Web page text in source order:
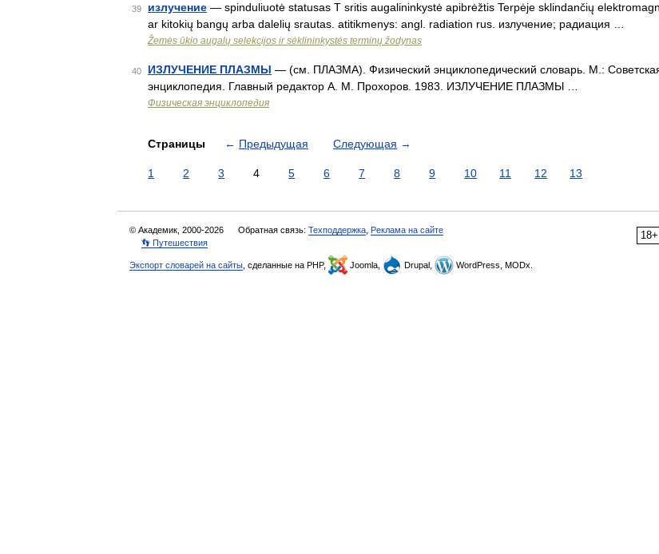
39 излучение — spinduliuotė statusas T sritis augalininkystė apibrėžtis Terpėje sklindančių
ar kitokių bangų arba dalelių srautas. atitikmenys: angl. radiation rus. излучение; радиация …
Žemės ūkio augalų selekcijos ir sėklininkystės terminų žodynas
40 ИЗЛУЧЕНИЕ ПЛАЗМЫ — (см. ПЛАЗМА). Физический энциклопедический словарь. М.:
энциклопедия. Главный редактор А. М. Прохоров. 1983. ИЗЛУЧЕНИЕ ПЛАЗМЫ …
Физическая энциклопедия
Страницы ← Предыдущая Следующая →
1 2 3 4 5 6 7 8 9 10 11 12 13
18+
© Академик, 2000-2026 Обратная связь: Техподдержка Реклама на сайте
👣 Путешествия
Экспорт словарей на сайты , сделанные на PHP, Joomla, Drupal, WordPress, MODx.